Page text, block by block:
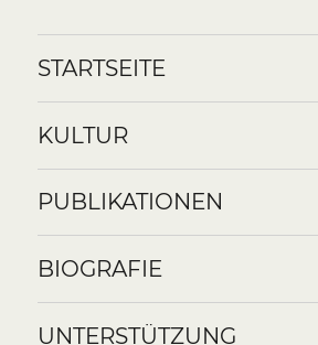
STARTSEITE
KULTUR
PUBLIKATIONEN
BIOGRAFIE
UNTERSTÜTZUNG